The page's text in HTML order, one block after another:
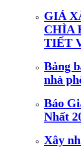
GIÁ
CHÌA
TIẾT
Bảng
nhà
Báo
Nhất
Xây